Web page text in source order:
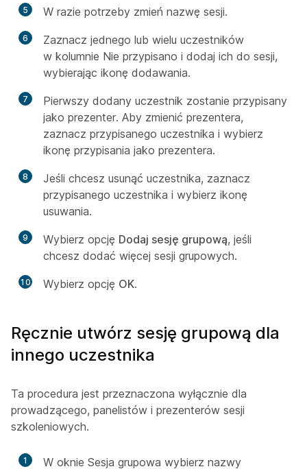
5 W razie potrzeby zmień nazwę sesji.
6
Zaznacz jednego lub wielu uczestników
w kolumnie Nie przypisano i dodaj ich do sesji,
wybierając ikonę dodawania.
7
Pierwszy dodany uczestnik zostanie przypisany
jako prezenter. Aby zmienić prezentera,
zaznacz przypisanego uczestnika i wybierz
ikonę przypisania jako prezentera.
8
Jeśli chcesz usunąć uczestnika, zaznacz
przypisanego uczestnika i wybierz ikonę
usuwania.
9 Wybierz opcję Dodaj sesję grupową, jeśli
chcesz dodać więcej sesji grupowych.
10 Wybierz opcję OK.
Ręcznie utwórz sesję grupową dla
innego uczestnika
Ta procedura jest przeznaczona wyłącznie dla
prowadzącego, panelistów i prezenterów sesji
szkoleniowych.
1 W oknie Sesja grupowa wybierz nazwy